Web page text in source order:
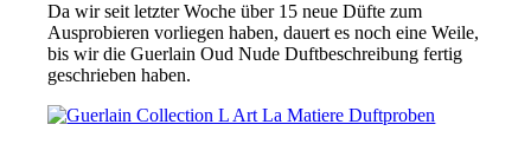
Da wir seit letzter Woche über 15 neue Düfte zum
Ausprobieren vorliegen haben, dauert es noch eine Weile,
bis wir die Guerlain Oud Nude Duftbeschreibung fertig
geschrieben haben.